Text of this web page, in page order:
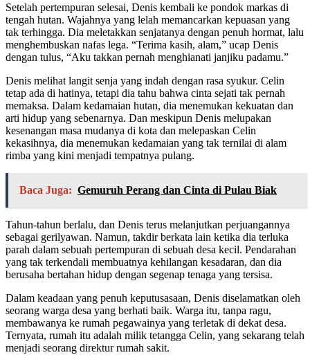
Setelah pertempuran selesai, Denis kembali ke pondok markas di
tengah hutan. Wajahnya yang lelah memancarkan kepuasan yang
tak terhingga. Dia meletakkan senjatanya dengan penuh hormat, lalu
menghembuskan nafas lega. “Terima kasih, alam,” ucap Denis
dengan tulus, “Aku takkan pernah menghianati janjiku padamu.”
Denis melihat langit senja yang indah dengan rasa syukur. Celin
tetap ada di hatinya, tetapi dia tahu bahwa cinta sejati tak pernah
memaksa. Dalam kedamaian hutan, dia menemukan kekuatan dan
arti hidup yang sebenarnya. Dan meskipun Denis melupakan
kesenangan masa mudanya di kota dan melepaskan Celin
kekasihnya, dia menemukan kedamaian yang tak ternilai di alam
rimba yang kini menjadi tempatnya pulang.
Baca Juga: Gemuruh Perang dan Cinta di Pulau Biak
Tahun-tahun berlalu, dan Denis terus melanjutkan perjuangannya
sebagai gerilyawan. Namun, takdir berkata lain ketika dia terluka
parah dalam sebuah pertempuran di sebuah desa kecil. Pendarahan
yang tak terkendali membuatnya kehilangan kesadaran, dan dia
berusaha bertahan hidup dengan segenap tenaga yang tersisa.
Dalam keadaan yang penuh keputusasaan, Denis diselamatkan oleh
seorang warga desa yang berhati baik. Warga itu, tanpa ragu,
membawanya ke rumah pegawainya yang terletak di dekat desa.
Ternyata, rumah itu adalah milik tetangga Celin, yang sekarang telah
menjadi seorang direktur rumah sakit.